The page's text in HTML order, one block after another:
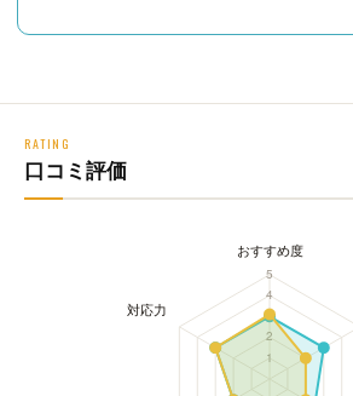
RATING
口コミ評価